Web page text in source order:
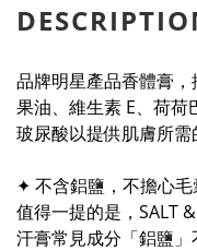
品牌明星產品香體膏
果油、維生素 E、荷
玻尿酸以提供肌膚所需
✦ 不含鋁鹽，不擔心毛
值得一提的是，SALT
汗膏常見成分「鋁鹽